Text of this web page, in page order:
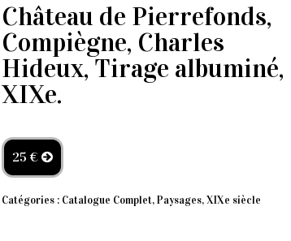
Château de Pierrefonds,
Compiègne, Charles
Hideux, Tirage albuminé,
XIXe.
25 €
Catégories : Catalogue Complet,Paysages,XIXe siècle